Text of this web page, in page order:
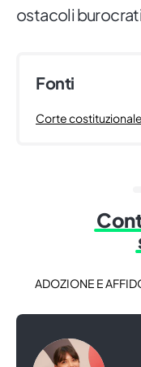
ostacoli
Fonti
Corte costituzionale
ADOZIONE E